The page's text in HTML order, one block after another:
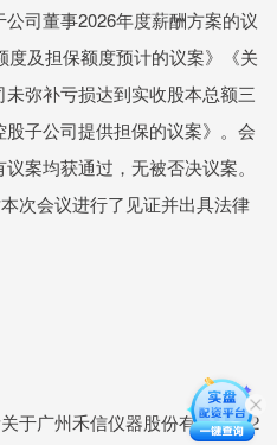
司董事2026年度薪酬方案的议
及担保额度预计的议案》《关
弥补亏损达到实收股本总额三
子公司提供担保的议案》。会
案均获通过，无被否决议案。
次会议进行了见证并出具法律
于广州禾信仪器股份有限公司2